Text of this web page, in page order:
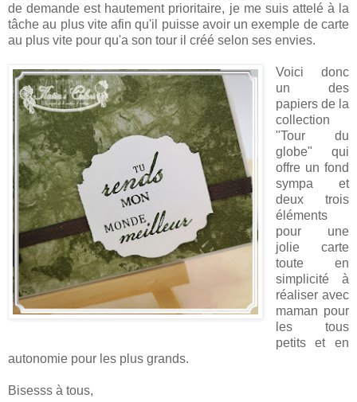
de demande est hautement prioritaire, je me suis attelé à la
tâche au plus vite afin qu'il puisse avoir un exemple de carte
au plus vite pour qu'a son tour il créé selon ses envies.
Voici donc
un des
papiers de la
collection
"Tour du
globe" qui
offre un fond
sympa et
deux trois
éléments
pour une
jolie carte
toute en
simplicité à
réaliser avec
maman pour
les tous
petits et en
autonomie pour les plus grands.
Bisesss à tous,